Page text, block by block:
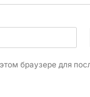
браузере для